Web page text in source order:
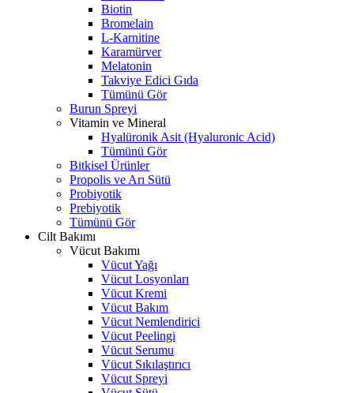
Biotin
Bromelain
L-Karnitine
Karamürver
Melatonin
Takviye Edici Gıda
Tümünü Gör
Burun Spreyi
Vitamin ve Mineral
Hyalüronik Asit (Hyaluronic Acid)
Tümünü Gör
Bitkisel Ürünler
Propolis ve Arı Sütü
Probiyotik
Prebiyotik
Tümünü Gör
Cilt Bakımı
Vücut Bakımı
Vücut Yağı
Vücut Losyonları
Vücut Kremi
Vücut Bakım
Vücut Nemlendirici
Vücut Peelingi
Vücut Serumu
Vücut Sıkılaştırıcı
Vücut Spreyi